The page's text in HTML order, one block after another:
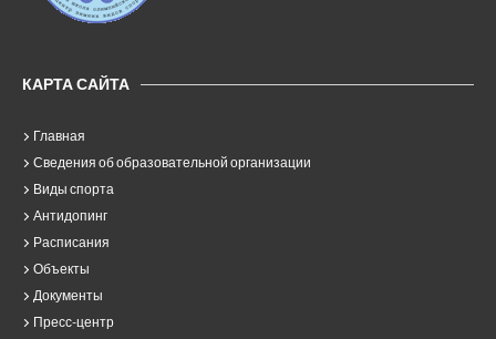
КАРТА САЙТА
Главная
Сведения об образовательной организации
Виды спорта
Антидопинг
Расписания
Объекты
Документы
Пресс-центр